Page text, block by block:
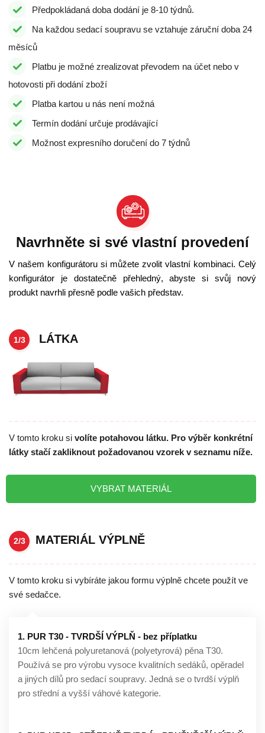
Předpokládaná doba dodání je 8-10 týdnů.
Na každou sedací soupravu se vztahuje záruční doba 24
měsíců
Platbu je možné zrealizovat převodem na účet nebo v
hotovosti při dodání zboží
Platba kartou u nás není možná
Termín dodání určuje prodávající
Možnost expresního doručení do 7 týdnů
Navrhněte si své vlastní provedení
V našem konfigurátoru si můžete zvolit vlastní kombinaci. Celý
konfigurátor je dostatečně přehledný, abyste si svůj nový
produkt navrhli přesně podle vašich představ.
1/3 LÁTKA
V tomto kroku si volíte potahovou látku. Pro výběr konkrétní
látky stačí zakliknout požadovanou vzorek v seznamu níže.
VYBRAT MATERIÁL
2/3 MATERIÁL VÝPLNĚ
V tomto kroku si vybíráte jakou formu výplně chcete použít ve
své sedačce.
1. PUR T30 - TVRDŠÍ VÝPLŇ - bez příplatku
10cm lehčená polyuretanová (polyetyrová) pěna T30.
Používá se pro výrobu vysoce kvalitních sedáků, opěradel
a jiných dílů pro sedací soupravy. Jedná se o tvrdší výplň
pro střední a vyšší váhové kategorie.